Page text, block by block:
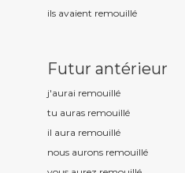
ils avaient remouillé
Futur antérieur
j'aurai remouillé
tu auras remouillé
il aura remouillé
nous aurons remouillé